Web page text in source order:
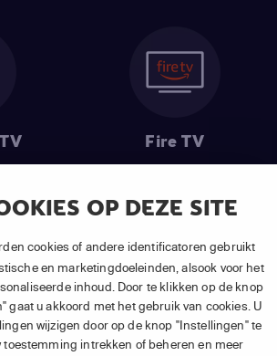
OP DEZE SITE
cookies of andere identificatoren gebruikt
en marketingdoeleinden, alsook voor het
inhoud. Door te klikken op de knop
gaat u akkoord met het gebruik van cookies. U
wijzigen door op de knop "Instellingen" te
toestemming intrekken of beheren en meer
Fire TV
gratis: Geldig op alle nieuwe abonnementen
APP TV Light, Basic of Plus.
Prijs abonnement : Incl. BTW.
is beschikbaar voorvolgende zendersafhankelijk
van je gekozen pakket.